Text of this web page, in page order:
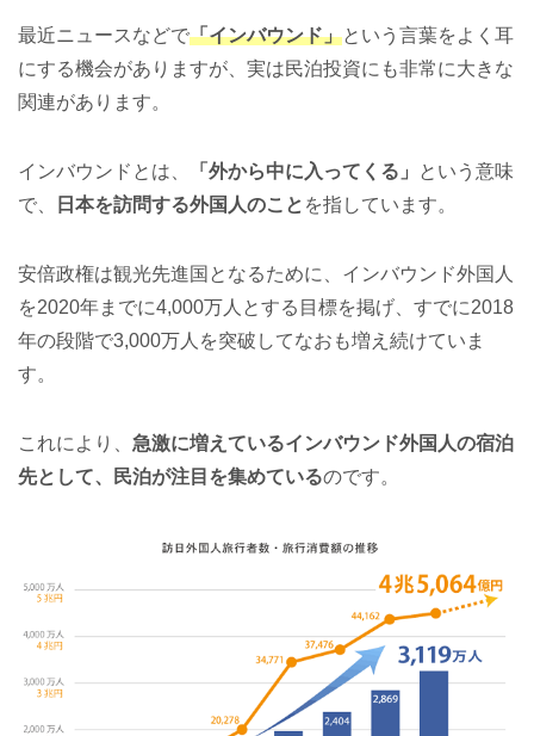
最近ニュースなどで「インバウンド」という言葉をよく耳
にする機会がありますが、実は民泊投資にも非常に大きな
関連があります。
インバウンドとは、 「外から中に入ってくる」
という意味
で、
日本を訪問する外国人のこと を指しています。
安倍政権は観光先進国となるために、インバウンド外国人
を2020年までに4,000万人とする目標を掲げ、すでに2018
年の段階で3,000万人を突破してなおも増え続けていま
す。
これにより、 急激に増えているインバウンド外国人の宿泊
先として、民泊が注目を集めているのです。